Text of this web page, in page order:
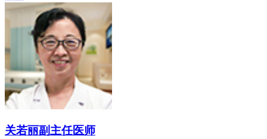
关若丽副主任医师